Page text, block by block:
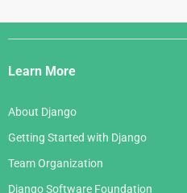
Django
Links
Learn More
About Django
Getting Started with Django
Team Organization
Django Software Foundation